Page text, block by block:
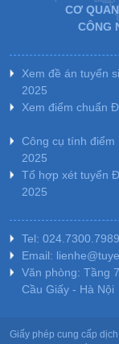
CƠ
CÔNG
Xem đề án tuyển
2025
Xem điểm chuẩn
Công cụ tính điểm
2025
Tổ hợp xét tuyển
2025
Tel:
Email:
Văn phòng: Tầng
Cầu Giấy - Hà Nội
Giấy phép cung cấp